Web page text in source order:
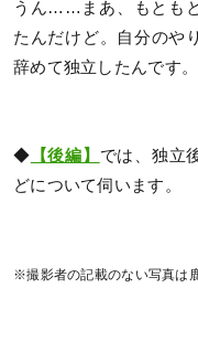
うん……まあ、もとも
たんだけど。自分のや
辞めて独立したんです
◆ 【後編】 では、独立
どについて伺います。
※撮影者の記載のない写真は